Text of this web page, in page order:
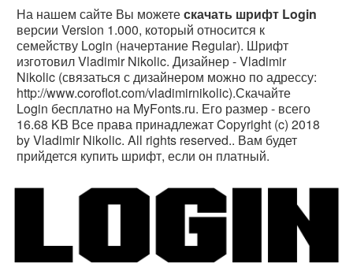
На нашем сайте Вы можетескачать шрифт Login
версии Version 1.000, который относится к
семейству Login (начертание Regular). Шрифт
изготовил Vladimir Nikolic. Дизайнер - Vladimir
Nikolic (связаться с дизайнером можно по адрессу:
http://www.coroflot.com/vladimirnikolic).Скачайте
Login бесплатно на MyFonts.ru. Его размер - всего
16.68 KB Все права принадлежат Copyright (c) 2018
by Vladimir Nikolic. All rights reserved.. Вам будет
прийдется купить шрифт, если он платный.